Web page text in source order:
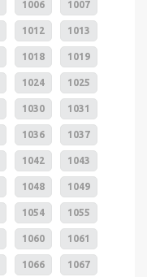
1006 1007
1012 1013
1018 1019
1024 1025
1030 1031
1036 1037
1042 1043
1048 1049
1054 1055
1060 1061
1066 1067